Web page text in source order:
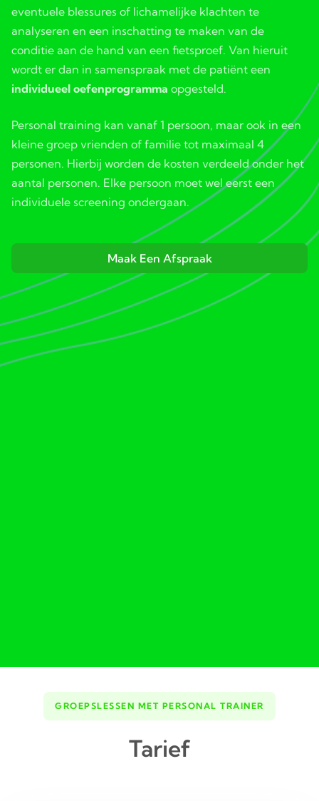
eventuele blessures of lichamelijke klachten te
analyseren en een inschatting te maken van de
conditie aan de hand van een fietsproef. Van hieruit
wordt er dan in samenspraak met de patiënt een
individueel oefenprogramma opgesteld.
Personal training kan vanaf 1 persoon, maar ook in een
kleine groep vrienden of familie tot maximaal 4
personen. Hierbij worden de kosten verdeeld onder het
aantal personen. Elke persoon moet wel eerst een
individuele screening ondergaan.
Maak Een Afspraak
GROEPSLESSEN MET PERSONAL TRAINER
Tarief